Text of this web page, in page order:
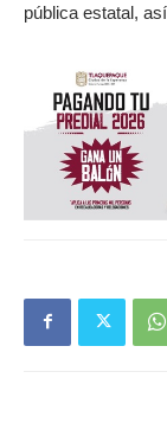
pública estatal,